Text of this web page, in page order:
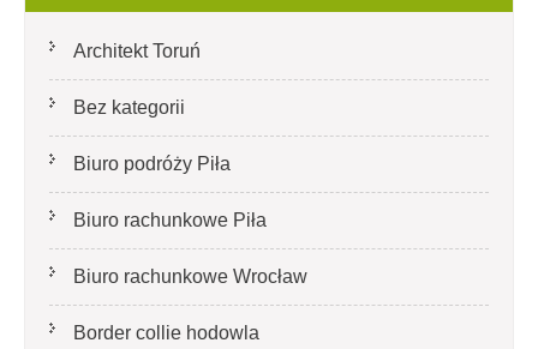
Architekt Toruń
Bez kategorii
Biuro podróży Piła
Biuro rachunkowe Piła
Biuro rachunkowe Wrocław
Border collie hodowla